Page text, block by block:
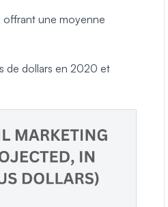
offrant une moyenne
de dollars en 2020 et